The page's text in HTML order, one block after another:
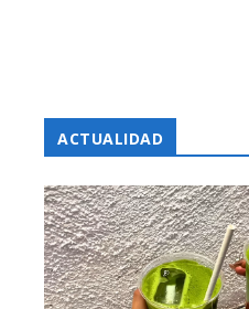
ACTUALIDAD